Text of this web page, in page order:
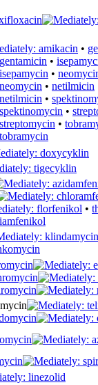
•
•
•
• netilmicin
•
•
•
•